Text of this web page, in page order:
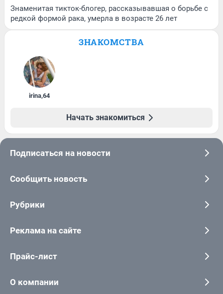
Знаменитая тикток-блогер, рассказывавшая о борьбе с
редкой формой рака, умерла в возрасте 26 лет
ЗНАКОМСТВА
irina,64
Начать знакомиться
Подписаться на новости
Сообщить новость
Рубрики
Реклама на сайте
Прайс-лист
О компании